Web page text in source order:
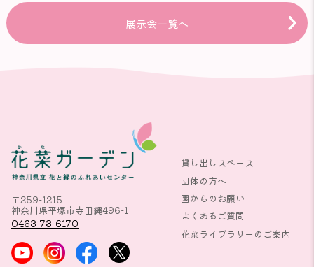
展示会一覧へ
〒259-1215
神奈川県平塚市寺田縄496-1
0463-73-6170
貸し出しスペース
団体の方へ
園からのお願い
よくあるご質問
花菜ライブラリーのご案内